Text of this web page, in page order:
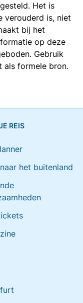
Het is
verouderd is, niet
bij het
op deze
Gebruik
als formele bron.
REIS
het buitenland